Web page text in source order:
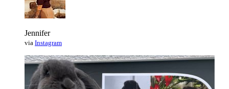
Jennifer
via Instagram